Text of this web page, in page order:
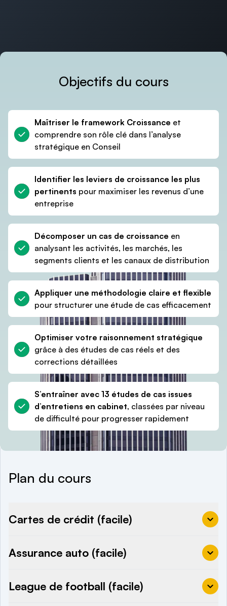
recherchent dans les domaines :
Conseil
Objectifs du cours
Maîtriser le framework Croissance et
comprendre son rôle clé dans l’analyse
stratégique en Conseil
Identifier les leviers de croissance les plus
pertinents pour maximiser les revenus d’une
entreprise
Décomposer un cas de croissance en
analysant les activités, les marchés, les
segments clients et les canaux de distribution
Appliquer une méthodologie claire et flexible
pour structurer une étude de cas efficacement
Optimiser votre raisonnement stratégique
grâce à des études de cas réels et des
corrections détaillées
S’entraîner avec 13 études de cas issues
d’entretiens en cabinet, classées par niveau
de difficulté pour progresser rapidement
Plan du cours
Cartes de crédit (facile)
Assurance auto (facile)
League de football (facile)